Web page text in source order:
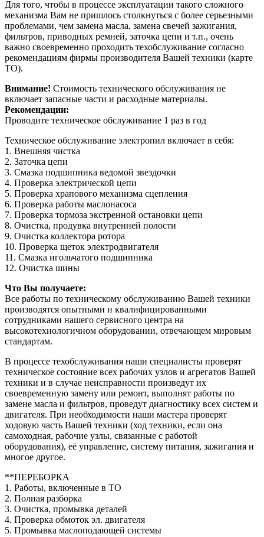
Для того, чтобы в процессе эксплуатации такого сложного
механизма Вам не пришлось столкнуться с более серьезными
проблемами, чем замена масла, замена свечей зажигания,
фильтров, приводных ремней, заточка цепи и т.п., очень
важно своевременно проходить техобслуживание согласно
рекомендациям фирмы производителя Вашей техники (карте
ТО).
Внимание! Стоимость технического обслуживания не
включает запасные части и расходные материалы.
Рекомендации:
Проводите техническое обслуживание 1 раз в год
Техническое обслуживание электропил включает в себя:
1. Внешняя чистка
2. Заточка цепи
3. Смазка подшипника ведомой звездочки
4. Проверка электрической цепи
5. Проверка храпового механизма сцепления
6. Проверка работы маслонасоса
7. Проверка тормоза экстренной остановки цепи
8. Очистка, продувка внутренней полости
9. Очистка коллектора ротора
10. Проверка щеток электродвигателя
11. Смазка игольчатого подшипника
12. Очистка шины
Что Вы получаете:
Все работы по техническому обслуживанию Вашей техники
производятся опытными и квалифицированными
сотрудниками нашего сервисного центра на
высокотехнологичном оборудовании, отвечающем мировым
стандартам.
В процессе техобслуживания наши специалисты проверят
техническое состояние всех рабочих узлов и агрегатов Вашей
техники и в случае неисправности произведут их
своевременную замену или ремонт, выполнят работы по
замене масла и фильтров, проведут диагностику всех систем и
двигателя. При необходимости наши мастера проверят
ходовую часть Вашей техники (ход техники, если она
самоходная, рабочие узлы, связанные с работой
оборудования), её управление, систему питания, зажигания и
многое другое.
**ПЕРЕБОРКА
1. Работы, включенные в ТО
2. Полная разборка
3. Очистка, промывка деталей
4. Проверка обмоток эл. двигателя
5. Промывка маслоподающей системы